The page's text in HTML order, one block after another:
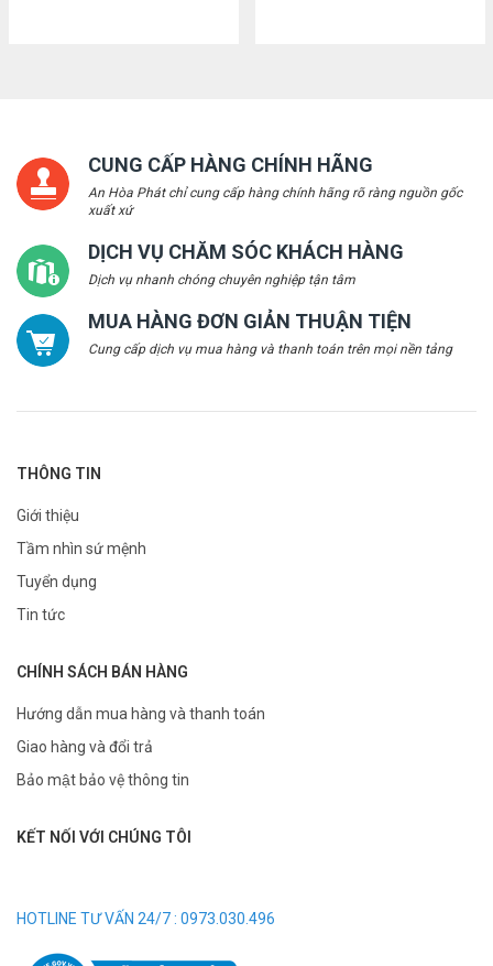
CUNG CẤP HÀNG CHÍNH HÃNG
An Hòa Phát chỉ cung cấp hàng chính hãng rõ ràng nguồn gốc
xuất xứ
DỊCH VỤ CHĂM SÓC KHÁCH HÀNG
Dịch vụ nhanh chóng chuyên nghiệp tận tâm
MUA HÀNG ĐƠN GIẢN THUẬN TIỆN
Cung cấp dịch vụ mua hàng và thanh toán trên mọi nền tảng
THÔNG TIN
Giới thiệu
Tầm nhìn sứ mệnh
Tuyển dụng
Tin tức
CHÍNH SÁCH BÁN HÀNG
Hướng dẫn mua hàng và thanh toán
Giao hàng và đổi trả
Bảo mật bảo vệ thông tin
KẾT NỐI VỚI CHÚNG TÔI
HOTLINE TƯ VẤN 24/7 : 0973.030.496